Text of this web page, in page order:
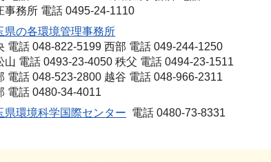
事務所 電話 0495-24-1110
県の各環境管理事務所
電話 048-822-5199 西部 電話 049-244-1250
山 電話 0493-23-4050 秩父 電話 0494-23-1511
電話 048-523-2800 越谷 電話 048-966-2311
電話 0480-34-4011
県環境科学国際センター 電話 0480-73-8331